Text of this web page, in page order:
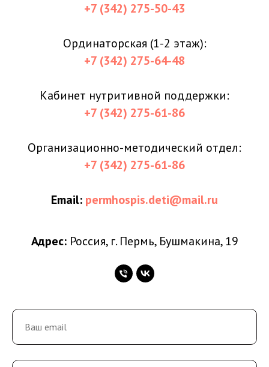
+7 (342) 275-50-43
Ординаторская (1-2 этаж):
+7 (342) 275-64-48
Кабинет нутритивной поддержки:
+7 (342) 275-61-86
Организационно-методический отдел:
+7 (342) 275-61-86
Email: permhospis.deti@mail.ru
Адрес: Россия, г. Пермь, Бушмакина, 19